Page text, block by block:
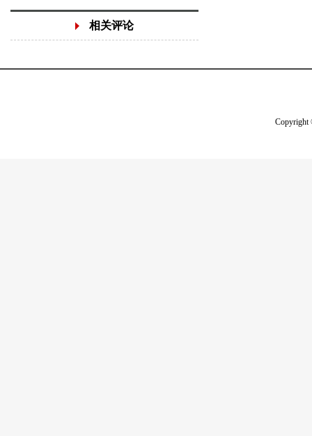
相关评论
Copyright